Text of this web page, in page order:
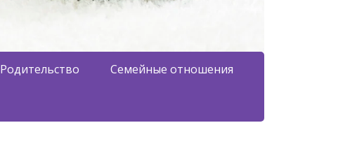
Родительство Семейные отношения